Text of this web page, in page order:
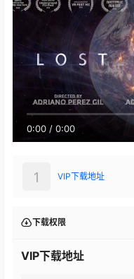
0:00 / 0:00
VIP下载地址
1
下载权限
VIP下载地址